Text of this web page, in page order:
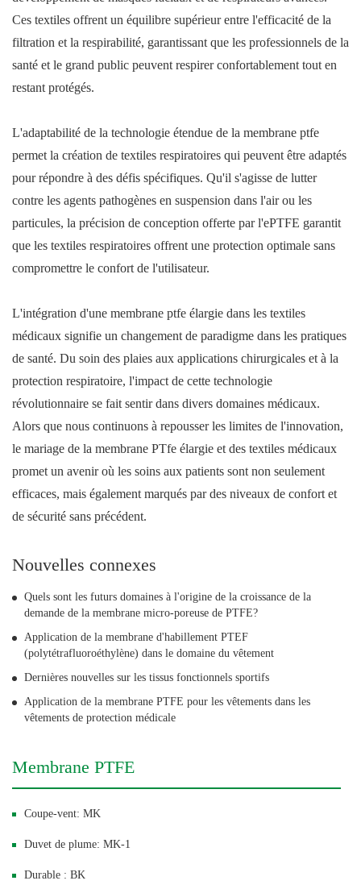
Ces textiles offrent un équilibre supérieur entre l'efficacité de la
filtration et la respirabilité, garantissant que les professionnels de la
santé et le grand public peuvent respirer confortablement tout en
restant protégés.
L'adaptabilité de la technologie étendue de la membrane ptfe
permet la création de textiles respiratoires qui peuvent être adaptés
pour répondre à des défis spécifiques. Qu'il s'agisse de lutter
contre les agents pathogènes en suspension dans l'air ou les
particules, la précision de conception offerte par l'ePTFE garantit
que les textiles respiratoires offrent une protection optimale sans
compromettre le confort de l'utilisateur.
L'intégration d'une membrane ptfe élargie dans les textiles
médicaux signifie un changement de paradigme dans les pratiques
de santé. Du soin des plaies aux applications chirurgicales et à la
protection respiratoire, l'impact de cette technologie
révolutionnaire se fait sentir dans divers domaines médicaux.
Alors que nous continuons à repousser les limites de l'innovation,
le mariage de la membrane PTfe élargie et des textiles médicaux
promet un avenir où les soins aux patients sont non seulement
efficaces, mais également marqués par des niveaux de confort et
de sécurité sans précédent.
Nouvelles connexes
Quels sont les futurs domaines à l'origine de la croissance de la
demande de la membrane micro-poreuse de PTFE?
Application de la membrane d'habillement PTEF
(polytétrafluoroéthylène) dans le domaine du vêtement
Dernières nouvelles sur les tissus fonctionnels sportifs
Application de la membrane PTFE pour les vêtements dans les
vêtements de protection médicale
Membrane PTFE
Coupe-vent: MK
Duvet de plume: MK-1
Durable : BK